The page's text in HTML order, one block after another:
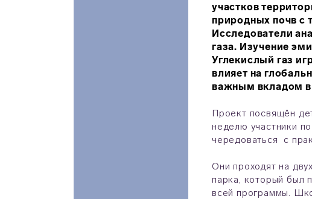
участков
природных почв с
Исследователи
газа. Изучение
Углекислый газ
влияет на
важным вкладом в
Проект посвящён
неделю участники
чередоваться с
Они проходят на
парка, который был
всей программы.